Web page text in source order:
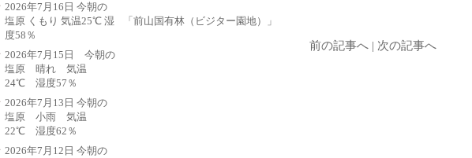
「前山国有林（ビジター園地）」
前の記事へ| 次の記事へ
2026年7月16日 今朝の
塩原 くもり 気温25℃ 湿
度58％
2026年7月15日 今朝の
塩原 晴れ 気温
24℃ 湿度57％
2026年7月13日 今朝の
塩原 小雨 気温
22℃ 湿度62％
2026年7月12日 今朝の